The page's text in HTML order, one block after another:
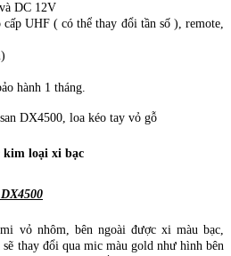
DC 12V
UHF ( có thể thay đổi tần số ), remote,
hành 1 tháng.
kim loại xi bạc
vỏ nhôm, bên ngoài được xi màu bạc,
thay đổi qua mic màu gold như hình bên